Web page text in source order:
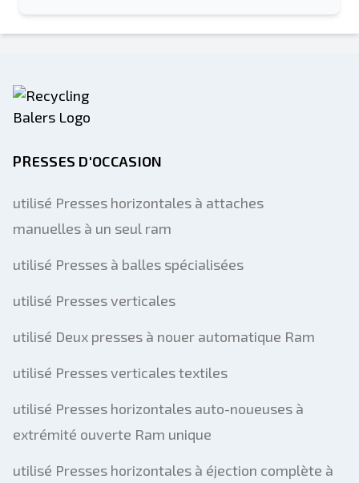
PRESSES D'OCCASION
utilisé Presses horizontales à attaches
manuelles à un seul ram
utilisé Presses à balles spécialisées
utilisé Presses verticales
utilisé Deux presses à nouer automatique Ram
utilisé Presses verticales textiles
utilisé Presses horizontales auto-noueuses à
extrémité ouverte Ram unique
utilisé Presses horizontales à éjection complète à